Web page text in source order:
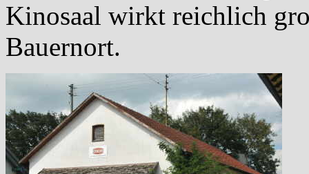
Kinosaal wirkt reichlich
Bauernort.